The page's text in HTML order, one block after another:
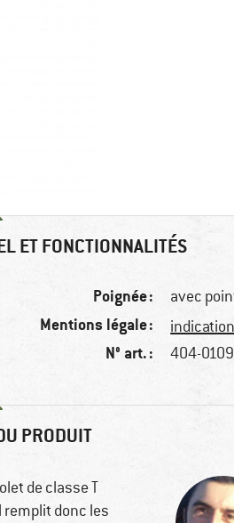
ET FONCTIONNALITÉS
Poignée : avec
Mentions légale :
N° art. : 404-0109
PRODUIT
de classe T
donc les